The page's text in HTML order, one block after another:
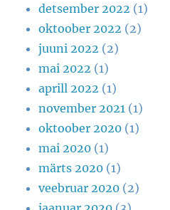
detsember 2022 (1)
oktoober 2022 (2)
juuni 2022 (2)
mai 2022 (1)
aprill 2022 (1)
november 2021 (1)
oktoober 2020 (1)
mai 2020 (1)
märts 2020 (1)
veebruar 2020 (2)